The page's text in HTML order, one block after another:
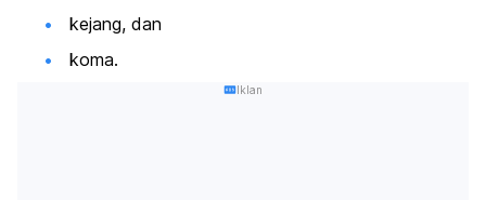
kejang, dan
koma.
Iklan